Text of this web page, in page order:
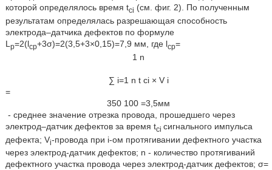
которой определялось время tci (см. фиг. 2). По полученным
результатам определялась разрешающая способность
электрода–датчика дефектов по формуле
L p=2(lcp+3σ)=2(3,5+3×0,15)=7,9 мм, где lcp=
1 n
∑ i=1 n t ci × V i
=
350 100 =3,5мм
- среднее значение отрезка провода, прошедшего через
электрод–датчик дефектов за время tci сигнального импульса
дефекта; Vi-провода при i-ом протягивании дефектного участка
через электрод-датчик дефектов; n - количество протягиваний
дефектного участка провода через электрод-датчик дефектов; σ=